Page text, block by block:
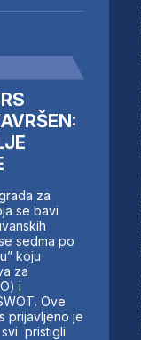
za
se bavi
sedma po
koju
za
i
Ove
prijavljeno je
svi pristigli